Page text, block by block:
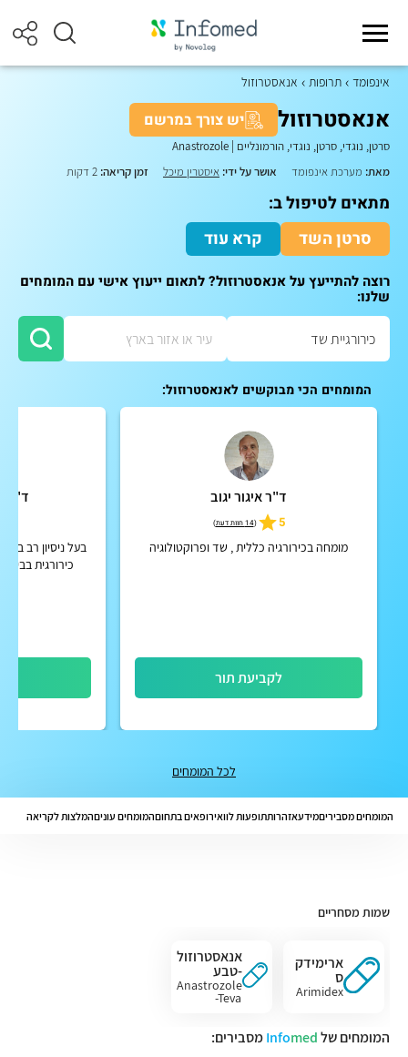
אינפומד תרופות אנאסטרוזול
אנאסטרוזול יש צורך במרשם
סרטן, נוגדי, סרטן, נוגדי, הורמונליים Anastrozole
מאת: מערכת אינפומד אושר על ידי: איסטרין מיכל זמן קריאה:
מתאים לטיפול ב:
סרטן השד
קרא עוד
רוצה להתייעץ על אנאסטרוזול? לתאום ייעוץ אישי עם המומחים
שלנו:
המומחים הכי מבוקשים לאנאסטרוזול:
ד"ר איגור יגוב
5
(14 חוות דעת )
מומחה בכירורגיה כללית , שד ופרוקטולוגיה
לקביעת תור
ד"ר
בעל ניסיון רב
כירורגית
לכל המומחים
המומחים מסביריםמידעאזהרותתופעות לוואירופאים בתחוםהמומחים עוניםהמלצות לקריאה
שמות מסחריים
ארימידק
ס
Arimidex
אנאסטרוזול
-טבע
Anastrozole
-Teva
המומחים של Infomed
מסבירים: